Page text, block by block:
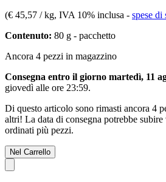
(€ 45,57 / kg, IVA 10% inclusa - spese di
Contenuto: 80 g - pacchetto
Ancora 4 pezzi in magazzino
Consegna entro il giorno martedì, 11
giovedì alle ore 23:59.
Di questo articolo sono rimasti ancora 4
altri! La data di consegna potrebbe
ordinati più pezzi.
Nel Carrello